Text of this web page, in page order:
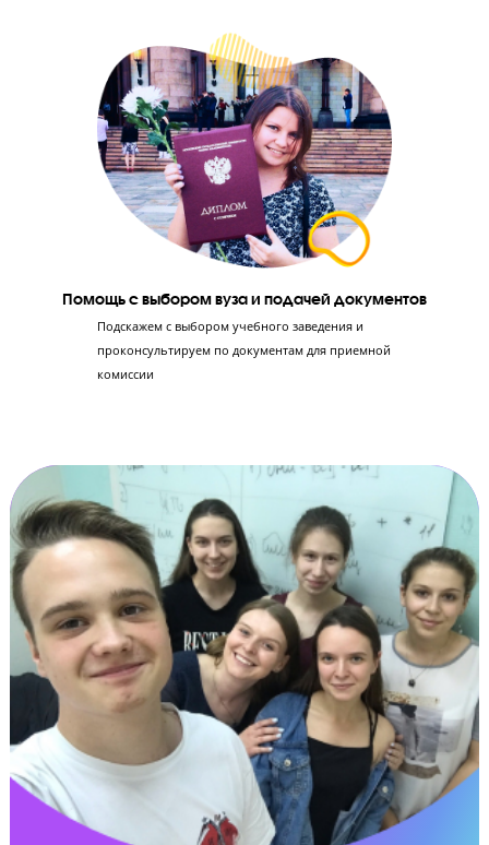
Эксперты ОГЭ научат правильно оформлять
решение заданий в бланках, чтобы не потерять
ни единого балла. Ученик научится решать 2-ю
часть экзамена по критериям оценивания
Апелляция результатов экзамена
Сопровождение процесса апелляции в случае
нарушения прав ученика